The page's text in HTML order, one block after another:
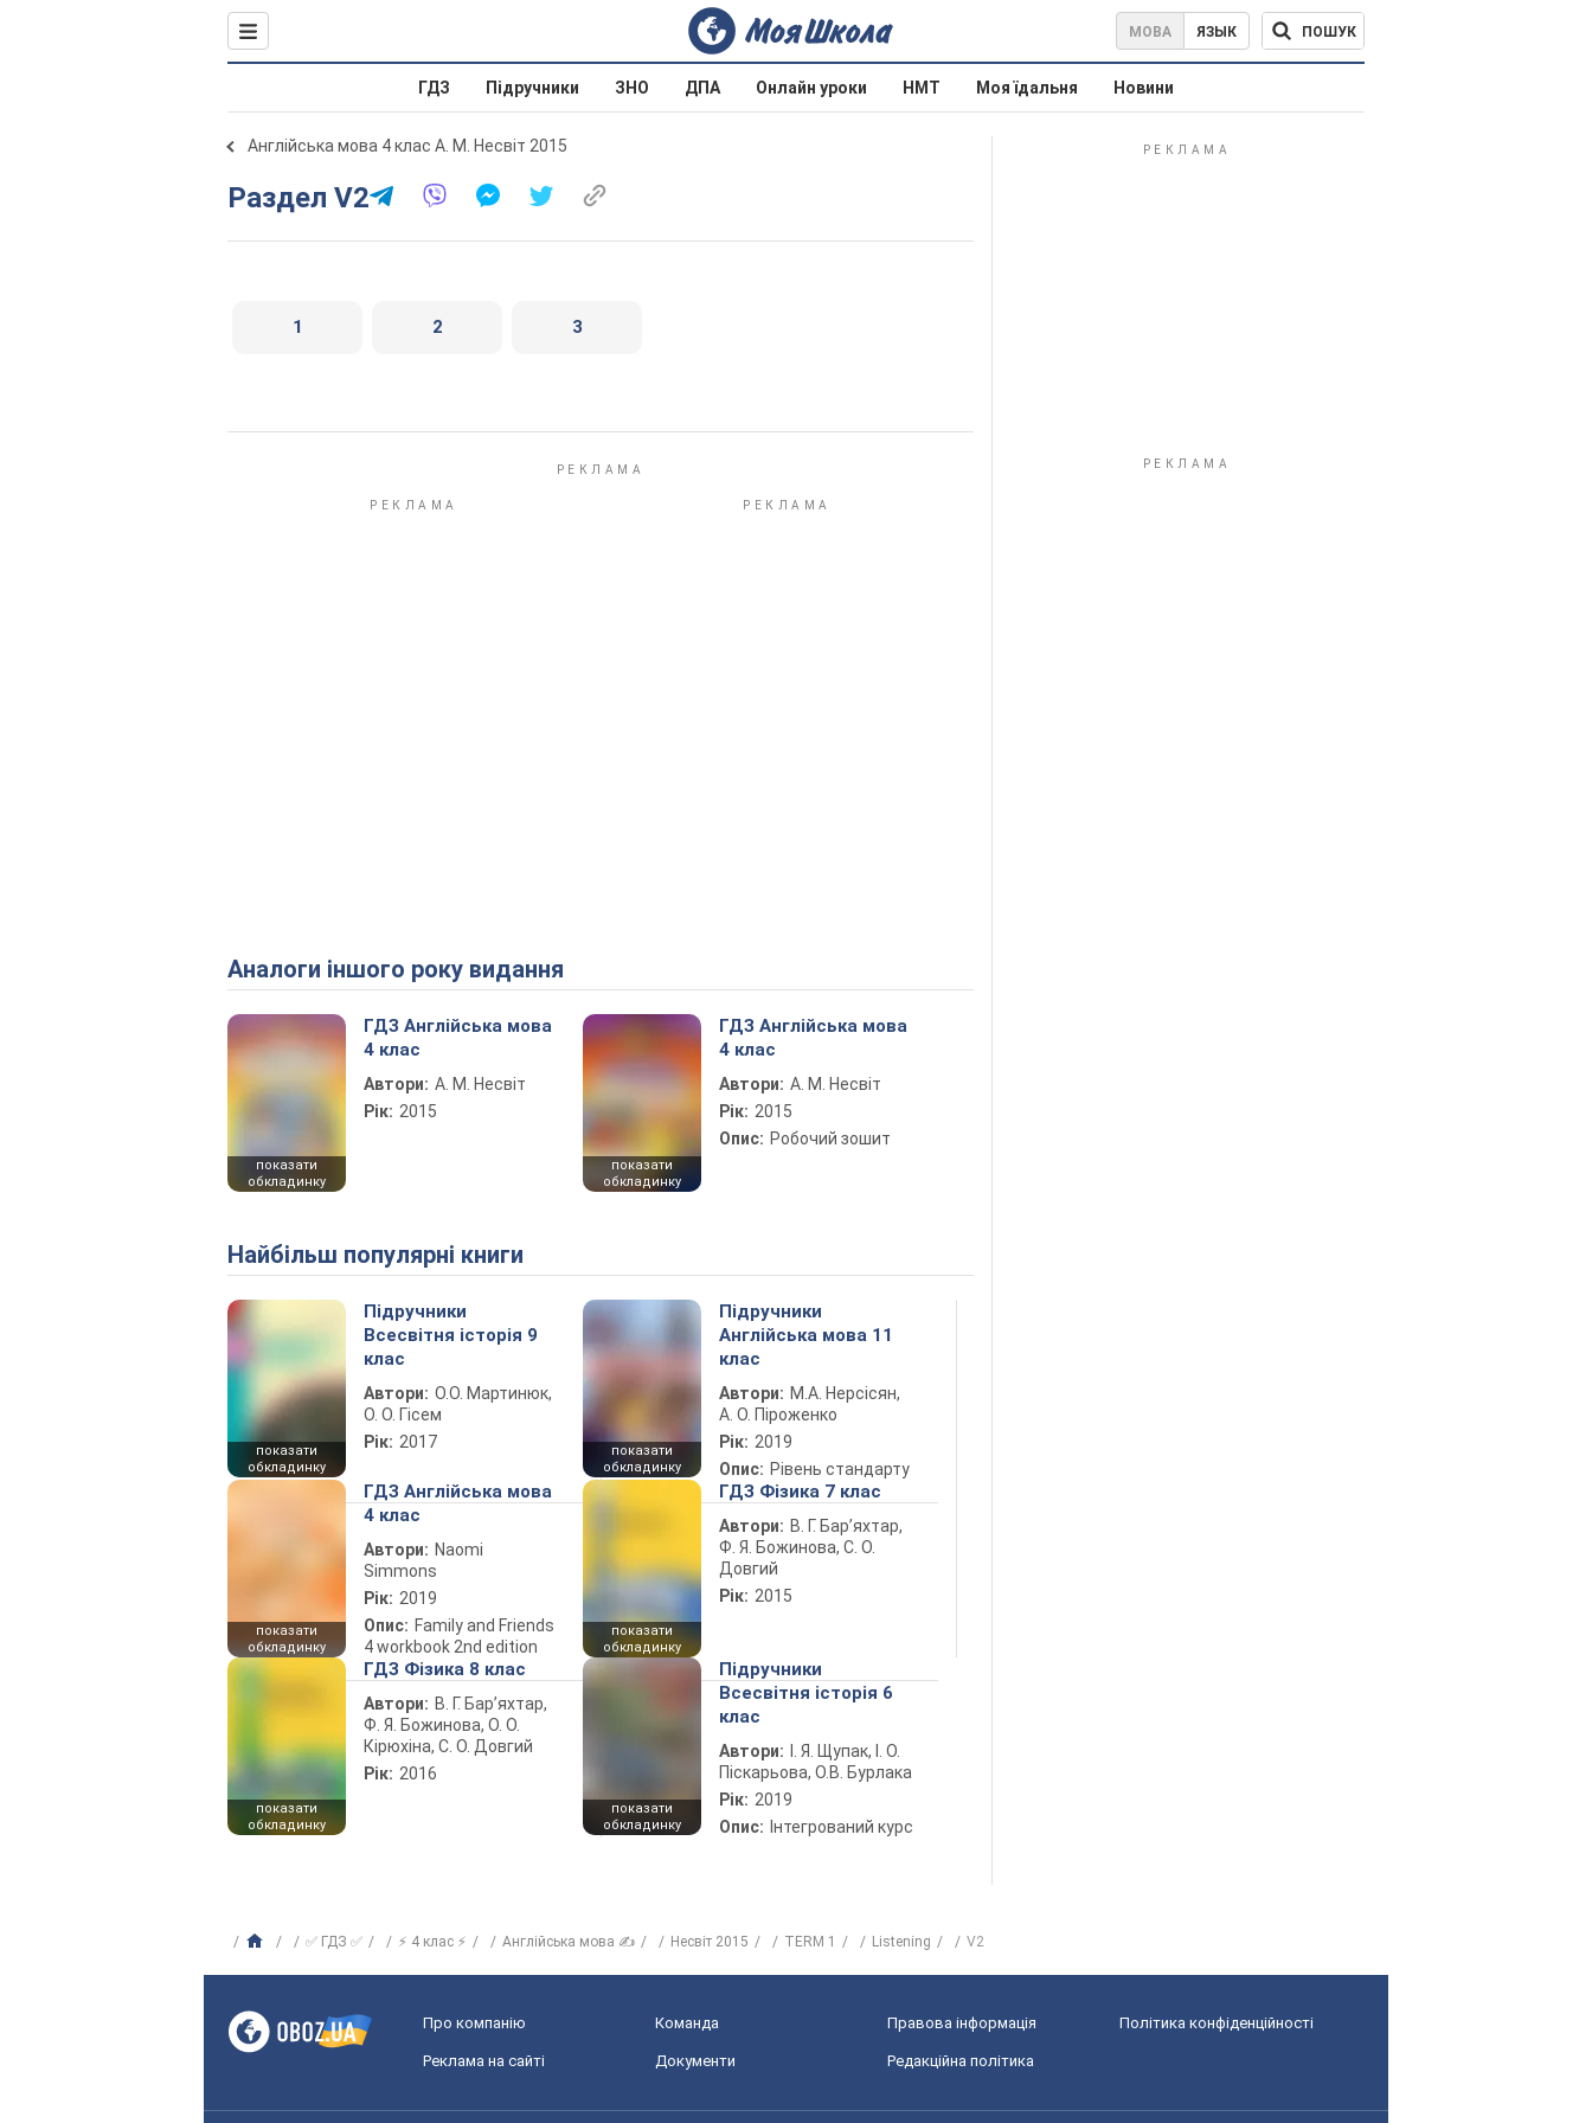
МОВА ЯЗЫК ПОШУК
ГДЗ Підручники ЗНО ДПА Онлайн уроки НМТ Моя їдальня Новини
Англійська мова 4 клас А. М. Несвіт 2015
Раздел V2
1 2 3
Аналоги іншого року видання
показати
обкладинку
ГДЗ Англійська мова
4 клас
Автори: А. М. Несвіт
Рік: 2015
показати
обкладинку
ГДЗ Англійська мова
4 клас
Автори: А. М. Несвіт
Рік: 2015
Опис: Робочий зошит
Найбільш популярні книги
показати
обкладинку
Підручники
Всесвітня історія 9
клас
Автори: О.О. Мартинюк,
О. О. Гісем
Рік: 2017
показати
обкладинку
Підручники
Англійська мова 11
клас
Автори: М.А. Нерсісян,
А. О. Піроженко
Рік: 2019
Опис: Рівень стандарту
показати
обкладинку
ГДЗ Англійська мова
4 клас
Автори: Naomi
Simmons
Рік: 2019
Опис: Family and Friends
4 workbook 2nd edition
показати
обкладинку
ГДЗ Фізика 7 клас
Автори: В. Г. Бар’яхтар,
Ф. Я. Божинова, С. О.
Довгий
Рік: 2015
показати
обкладинку
ГДЗ Фізика 8 клас
Автори: В. Г. Бар’яхтар,
Ф. Я. Божинова, О. О.
Кірюхіна, С. О. Довгий
Рік: 2016
показати
обкладинку
Підручники
Всесвітня історія 6
клас
Автори:
І. Я. Щупак, І. О.
Піскарьова, О.В. Бурлака
Рік: 2019
Опис: Інтегрований курс
✅ ГДЗ ✅ ⚡ 4 клас ⚡ Англійська мова ✍ Несвіт 2015 TERM 1 Listening V2
Про компанію Команда Правова інформація Політика конфіденційності
Реклама на сайті Документи Редакційна політика